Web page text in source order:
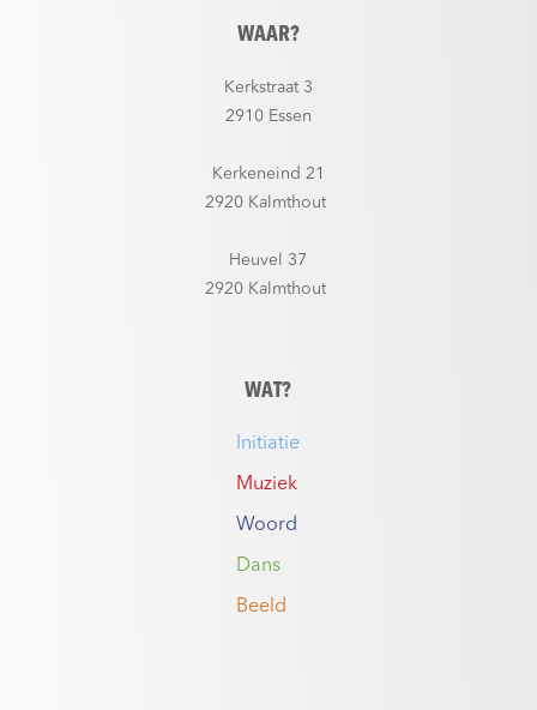
WAAR?
Kerkstraat 3
2910 Essen
Kerkeneind 21
2920 Kalmthout
Heuvel 37
2920 Kalmthout
WAT?
Initiatie
Muziek
Woord
Dans
Beeld